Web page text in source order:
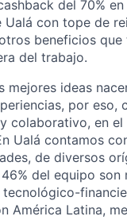
del 70%
Ualá con tope de
beneficios que
del trabajo.
mejores ideas
por eso,
colaborativo, en
Ualá contamos
de diversos
del equipo son
tecnológico-
América Latina,